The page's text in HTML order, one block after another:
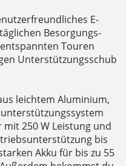
E-
Besorgungs-
Touren
Unterstützungsschub
leichtem Aluminium,
250 W Leistung und
bis
Akku für bis zu 55